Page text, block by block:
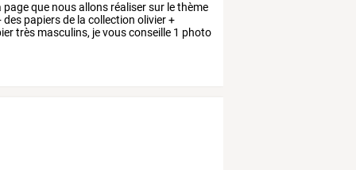
pageque nousallons réalisersur lethème
des papiersde la collection olivier+
très masculins, jevousconseille 1 photo